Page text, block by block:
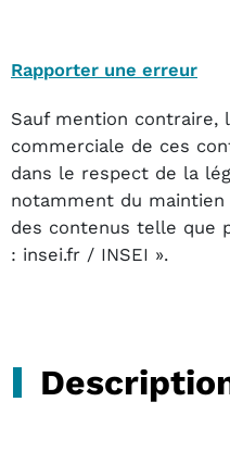
Rapporter une erreur
Sauf mention contraire,
commerciale de ces
dans le respect de la
notamment du
des contenus telle que
: insei.fr / INSEI ».